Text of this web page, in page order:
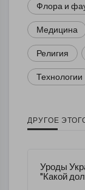
Флора и
Медицина
Религия
Технологии
ДРУГОЕ
Уроды
"Какой